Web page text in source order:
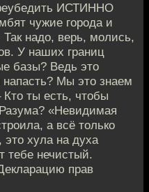
ИСТИННО
чужие города и
надо, верь, молись,
У наших границ
базы? Ведь это
напасть? Мы это знаем
ты есть, чтобы
«Невидимая
а всё только
хула на духа
тебе нечистый.
прав